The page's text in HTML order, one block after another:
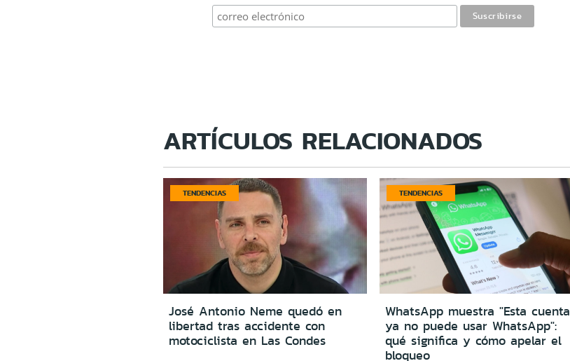
ARTÍCULOS RELACIONADOS
TENDENCIAS
José Antonio Neme quedó en
libertad tras accidente con
motociclista en Las Condes
TENDENCIAS
WhatsApp muestra "Esta cuenta
ya no puede usar WhatsApp":
qué significa y cómo apelar el
bloqueo